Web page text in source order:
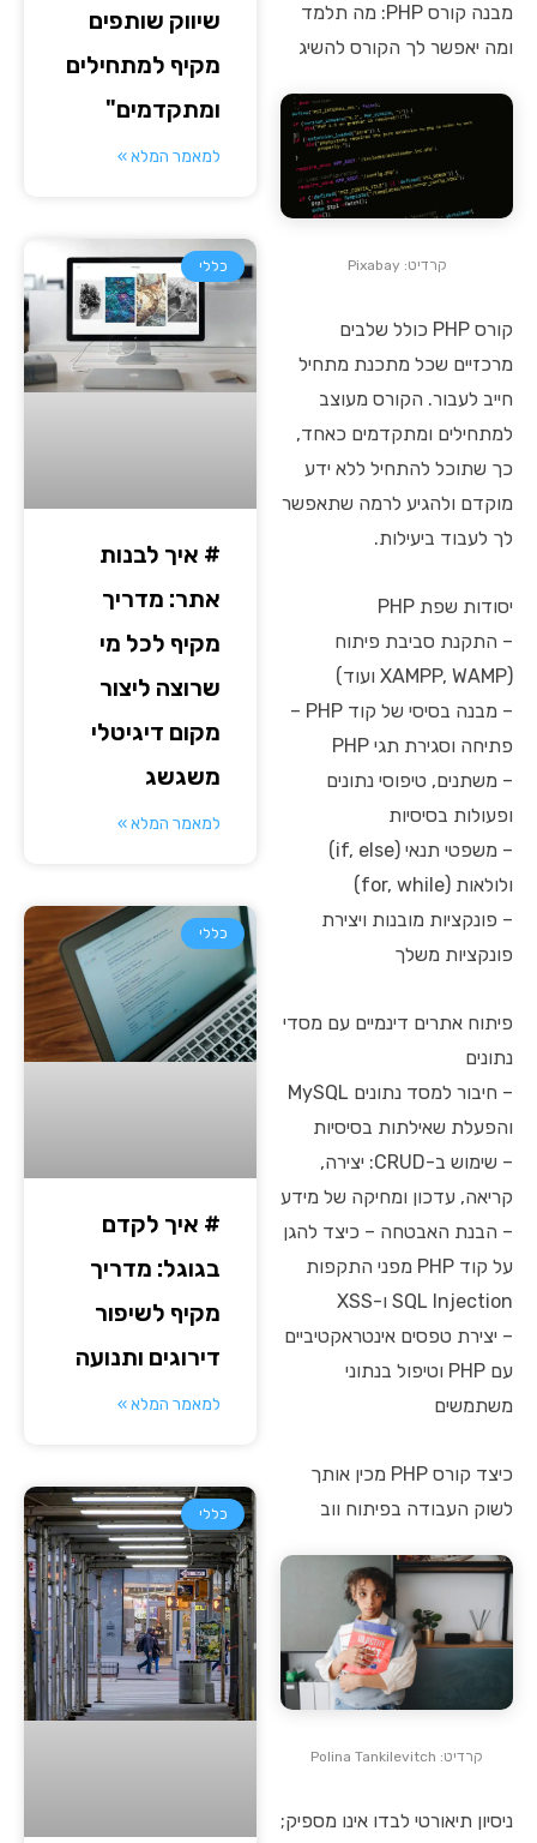
מבנה קורס PHP: מה תלמד
ומה יאפשר לך הקורס להשיג
קרדיט: Pixabay
קורס PHP כולל שלבים
מרכזיים שכל מתכנת מתחיל
חייב לעבור. הקורס מעוצב
למתחילים ומתקדמים כאחד,
כך שתוכל להתחיל ללא ידע
מוקדם ולהגיע לרמה שתאפשר
לך לעבוד ביעילות.
יסודות שפת PHP
– התקנת סביבת פיתוח
(XAMPP, WAMP ועוד)
– מבנה בסיסי של קוד PHP –
פתיחה וסגירת תגי PHP
– משתנים, טיפוסי נתונים
ופעולות בסיסיות
– משפטי תנאי (if, else)
ולולאות (for, while)
– פונקציות מובנות ויצירת
פונקציות משלך
פיתוח אתרים דינמיים עם מסדי
נתונים
– חיבור למסד נתונים MySQL
והפעלת שאילתות בסיסיות
– שימוש ב-CRUD: יצירה,
קריאה, עדכון ומחיקה של מידע
– הבנת האבטחה – כיצד להגן
על קוד PHP מפני התקפות
SQL Injection ו-XSS
– יצירת טפסים אינטראקטיביים
עם PHP וטיפול בנתוני
משתמשים
כיצד קורס PHP מכין אותך
לשוק העבודה בפיתוח ווב
קרדיט: Polina Tankilevitch
ניסיון תיאורטי לבדו אינו מספיק;
שיווק שותפים
מקיף למתחילים
ומתקדמים"
למאמר המלא »
כללי
# איך לבנות
אתר: מדריך
מקיף לכל מי
שרוצה ליצור
מקום דיגיטלי
משגשג
למאמר המלא »
כללי
# איך לקדם
בגוגל: מדריך
מקיף לשיפור
דירוגים ותנועה
למאמר המלא »
כללי